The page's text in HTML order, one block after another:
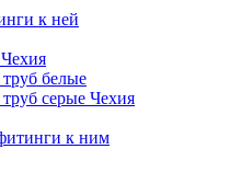
к ней
белые
серые Чехия
к ним